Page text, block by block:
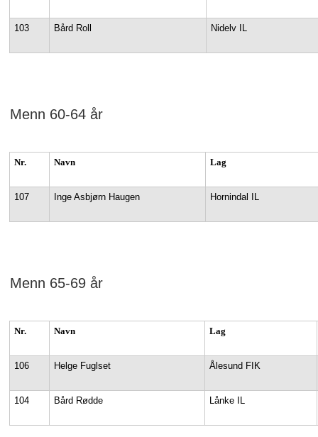
103 Bård Roll Nidelv IL
Menn 60-64 år
Nr. Navn Lag
107 Inge Asbjørn Haugen Hornindal IL
Menn 65-69 år
Nr. Navn Lag
106 Helge Fuglset Ålesund FIK
104 Bård Rødde Lånke IL